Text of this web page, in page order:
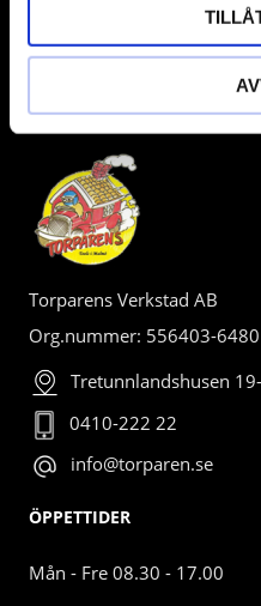
BUTIK
Torparens Verkstad AB
Org.nummer: 556403-6480
Tretunnlandshusen
0410-222 22
info@torparen.se
ÖPPETTIDER
Mån - Fre 08.30 - 17.00